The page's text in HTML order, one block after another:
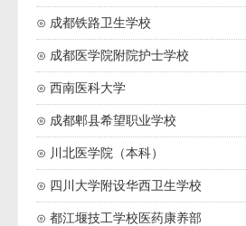
⊙ 成都铁路卫生学校
⊙ 成都医学院附院护士学校
⊙ 西南医科大学
⊙ 成都郫县希望职业学校
⊙ 川北医学院（本科）
⊙ 四川大学附设华西卫生学校
⊙ 都江堰技工学校医药康养部